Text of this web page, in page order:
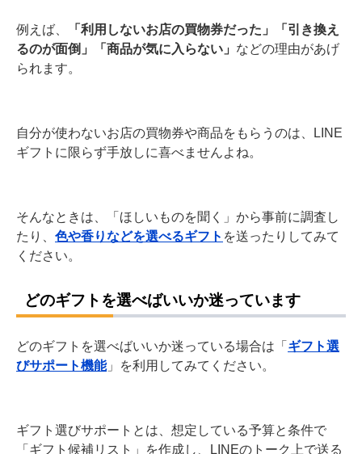
例えば、
「利用しないお店の買物券だった」「引き換え
るのが面倒」「商品が気に入らない」 などの理由があげ
られます。
自分が使わないお店の買物券や商品をもらうのは、LINE
ギフトに限らず手放しに喜べませんよね。
そんなときは、「ほしいものを聞く」から事前に調査し
たり、 色や香りなどを選べるギフト を送ったりしてみて
ください。
どのギフトを選べばいいか迷っています
どのギフトを選べばいいか迷っている場合は「 ギフト選
びサポート機能」を利用してみてください。
ギフト選びサポートとは、想定している予算と条件で
「ギフト候補リスト」を作成し、LINEのトーク上で送る